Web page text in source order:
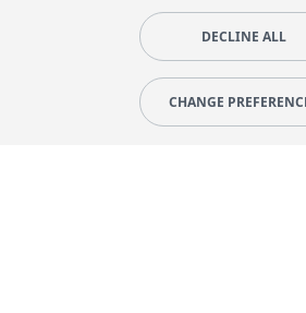
DECLINE ALL
CHANGE